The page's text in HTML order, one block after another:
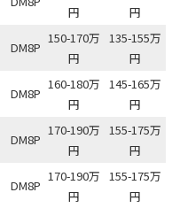
円 円
DM8P
150-170万
円
135-155万
円
DM8P
160-180万
円
145-165万
円
DM8P
170-190万
円
155-175万
円
DM8P
170-190万
円
155-175万
円